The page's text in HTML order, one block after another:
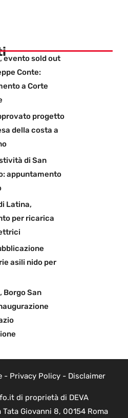
evento sold out
Conte:
a Corte
progetto
della costa a
di San
appuntamento
Latina,
per ricarica
asili nido per
Borgo San
- Privacy Policy- Disclaimer
di proprietà di DEVA
Tata Giovanni 8, 00154 Roma